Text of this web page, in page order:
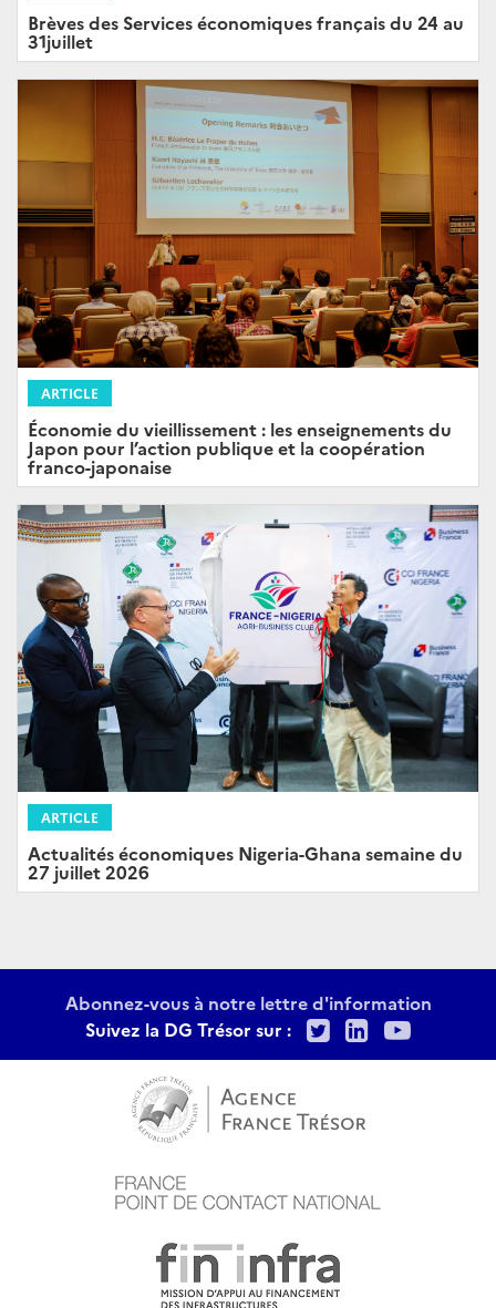
Brèves des Services économiques français du 24 au
31juillet
ARTICLE
Économie du vieillissement : les enseignements du
Japon pour l’action publique et la coopération
franco-japonaise
ARTICLE
Actualités économiques Nigeria-Ghana semaine du
27 juillet 2026
Abonnez-vous à notre lettre d'information
Suivez la DG Trésor sur :
TwitterLinkedIn